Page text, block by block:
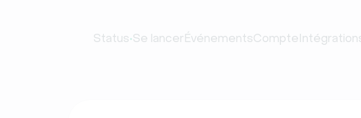
Status•Se lancerÉvénementsCompte